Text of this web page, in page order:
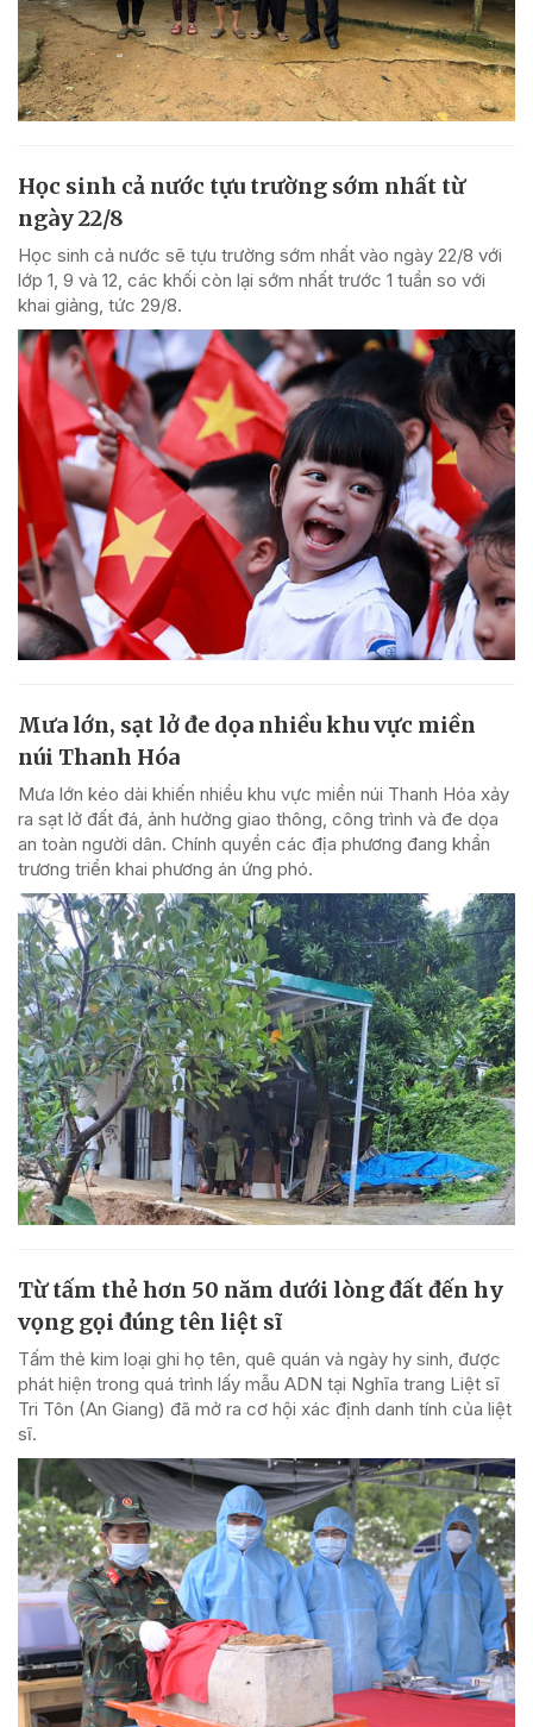
Học sinh cả nước tựu trường sớm nhất từ
ngày 22/8
Học sinh cả nước sẽ tựu trường sớm nhất vào ngày 22/8 với
lớp 1, 9 và 12, các khối còn lại sớm nhất trước 1 tuần so với
khai giảng, tức 29/8.
Mưa lớn, sạt lở đe dọa nhiều khu vực miền
núi Thanh Hóa
Mưa lớn kéo dài khiến nhiều khu vực miền núi Thanh Hóa xảy
ra sạt lở đất đá, ảnh hưởng giao thông, công trình và đe dọa
an toàn người dân. Chính quyền các địa phương đang khẩn
trương triển khai phương án ứng phó.
Từ tấm thẻ hơn 50 năm dưới lòng đất đến hy
vọng gọi đúng tên liệt sĩ
Tấm thẻ kim loại ghi họ tên, quê quán và ngày hy sinh, được
phát hiện trong quá trình lấy mẫu ADN tại Nghĩa trang Liệt sĩ
Tri Tôn (An Giang) đã mở ra cơ hội xác định danh tính của liệt
sĩ.